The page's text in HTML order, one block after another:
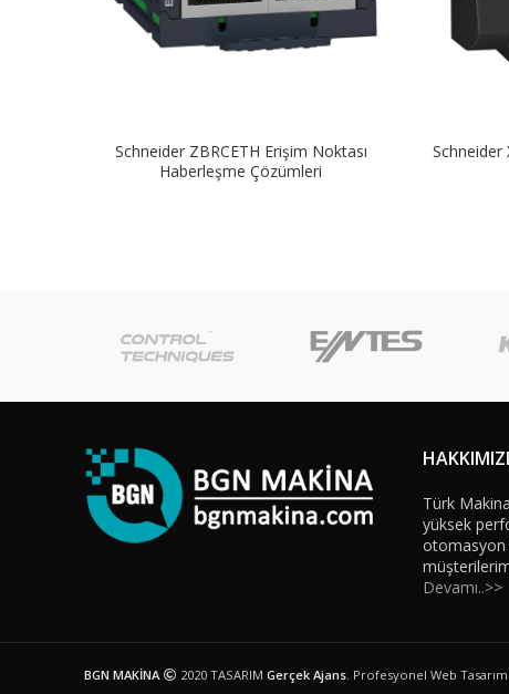
Schneider ZBRCETH Erişim Noktası
Haberleşme Çözümleri
Türk
yüksek
otomasyon
Devamı..>>
BGN MAKİNA 2020 TASARIM Gerçek Ajans. Profesyonel Web